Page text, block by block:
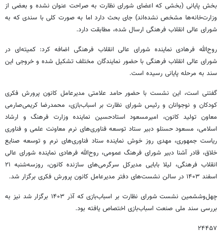
بخش پایانی (بخشی که اعضای شورای نظارت به صراحت عنوان نشده و بعضی از
وزارت‌خانه‌ها مشخص نشده‌اند) جای بحث دارد اما به صورت کلی با سندی که به
شورای عالی انقلاب فرهنگی ارسال شده، مطابقت دارد.
روح‌الله فرهادی نماینده شورای عالی انقلاب فرهنگی اضافه کرد: کمیته‌ای در
شورای عالی انقلاب فرهنگی با حضور نمایندگان مختلف تشکیل شده و خروجی این
سند به مرحله پایانی رسیده است.
گفتنی است، این نشست با حضور حامد علامتی مدیرعامل کانون پرورش فکری
کودکان و نوجوانان و رئیس شورای نظارت بر اسباب‌بازی، محمدرضا کریمی‌صارمی
معاون تولید کانون، امیرمسعود استادحسین نماینده وزارت فرهنگ و ارشاد
اسلامی، مسعود حسنلو دبیر ستاد توسعه فناوری‌های نرم معاونت علمی و فناوری
ریاست جمهوری، مهدی روز خوش نماینده ستاد فناوری‌های نرم و توسعه صنایع
خلاق، قادر آشنا دبیر شورای فرهنگ عمومی، روح‌الله فرهادی نماینده شورای عالی
انقلاب فرهنگی، لیلا بابایی مدیرکل سرگرمی‌های سازنده کانون، روزسه‌شنبه ۲۱
اسفند ۱۴۰۳ در سالن نشست‌های دفتر مدیرعامل کانون پرورش فکری برگزار شد.
چهل‌وششمین نشست شورای نظارت بر اسباب‌بازی که آذر ۱۴۰۳ برگزار شد نیز به
بررسی سند ملی صنعت اسباب‌بازی اختصاص یافته بود.
۲۴۴۵۷